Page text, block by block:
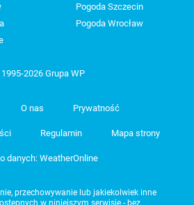
Pogoda Szczecin
Pogoda Wrocław
2026 Grupa WP
O nas Prywatność
Regulamin Mapa strony
danych: WeatherOnline
przechowywanie lub jakiekolwiek inne
w niniejszym serwisie - bez